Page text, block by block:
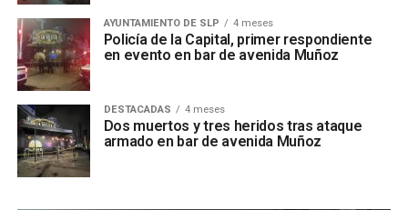
AYUNTAMIENTO DE SLP 4 meses
Policía de la Capital, primer respondiente
en evento en bar de avenida Muñoz
DESTACADAS 4 meses
Dos muertos y tres heridos tras ataque
armado en bar de avenida Muñoz